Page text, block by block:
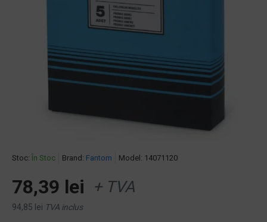
Stoc: În Stoc Brand: Fantom Model: 14071120
78,39 lei + TVA
94,85 lei TVA inclus